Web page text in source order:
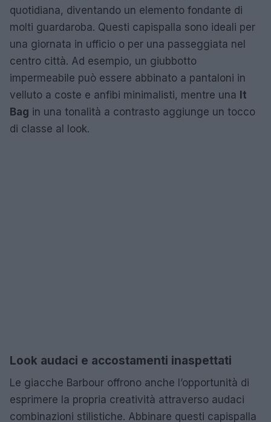
quotidiana, diventando un elemento fondante di
molti guardaroba. Questi capispalla sono ideali per
una giornata in ufficio o per una passeggiata nel
centro città. Ad esempio, un giubbotto
impermeabile può essere abbinato a pantaloni in
velluto a coste e anfibi minimalisti, mentre una It
Bag in una tonalità a contrasto aggiunge un tocco
di classe al look.
Look audaci e accostamenti inaspettati
Le giacche Barbour offrono anche l’opportunità di
esprimere la propria creatività attraverso audaci
combinazioni stilistiche. Abbinare questi capispalla